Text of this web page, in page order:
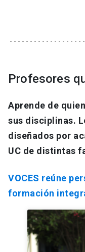
Profesores
Aprende de
sus disciplinas.
diseñados por
UC de distintas
VOCES reúne
formación